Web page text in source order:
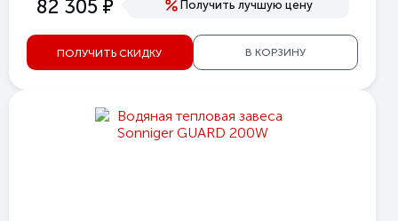
82 305 Получить лучшую цену
ПОЛУЧИТЬ СКИДКУ В КОРЗИНУ